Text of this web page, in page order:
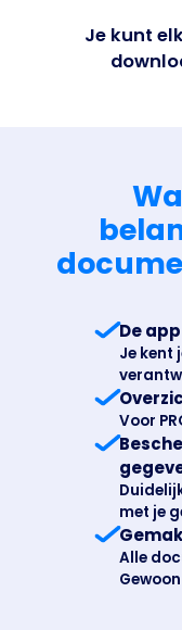
Je kunt
De
Je kent
Voor
met je
Alle